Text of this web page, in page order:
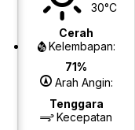
30°C
Cerah
Kelembapan:
71%
Arah Angin:
Tenggara
Kecepatan